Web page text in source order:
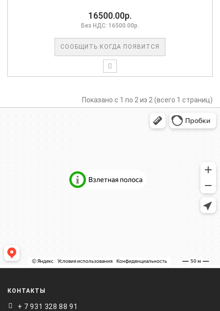
16500.00р.
Без НДС: 16500.00р.
СООБЩИТЬ КОГДА ПОЯВИТСЯ
Показано с 1 по 2 из 2 (всего 1 страниц)
КОНТАКТЫ
+ 7 931 328 88 91